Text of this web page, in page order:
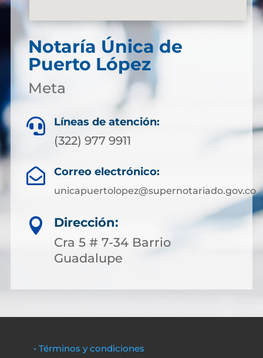
Notaría Única de
Puerto López
Meta
 Líneas de atención:
(322) 977 9911
 Correo electrónico:
unicapuertolopez@supernotariado.gov.co

Dirección:
Cra 5 # 7-34 Barrio
Guadalupe
• Términos y condiciones